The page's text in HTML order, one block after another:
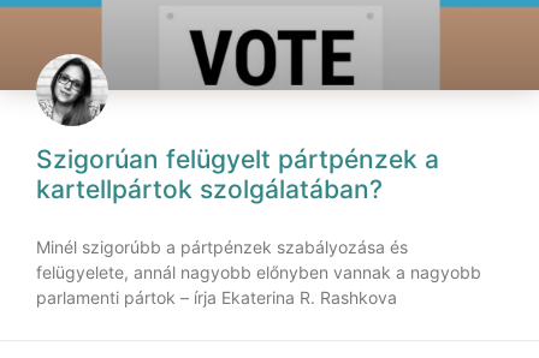
Szigorúan felügyelt pártpénzek a
kartellpártok szolgálatában?
Minél szigorúbb a pártpénzek szabályozása és
felügyelete, annál nagyobb előnyben vannak a nagyobb
parlamenti pártok – írja Ekaterina R. Rashkova